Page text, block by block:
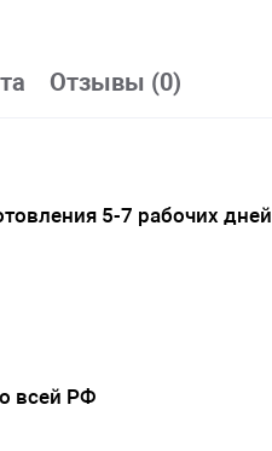
Отзывы (0)
5-7 рабочих дней
всей РФ